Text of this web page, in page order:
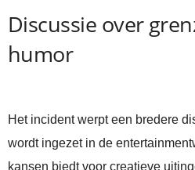
Discussie over
humor
Het incident werpt een bredere
wordt ingezet in de
kansen biedt voor creatieve